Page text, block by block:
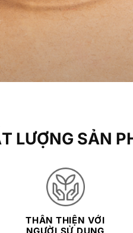
LƯỢNG SẢN
THÂN THIỆN VỚI
NGƯỜI SỬ DỤNG